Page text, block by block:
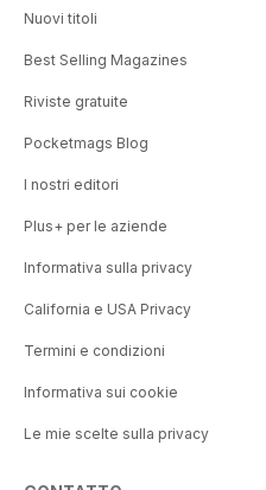
Nuovi titoli
Best Selling Magazines
Riviste gratuite
Pocketmags Blog
I nostri editori
Plus+ per le aziende
Informativa sulla privacy
California e USA Privacy
Termini e condizioni
Informativa sui cookie
Le mie scelte sulla privacy